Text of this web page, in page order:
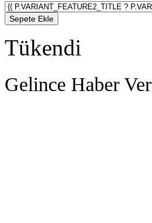
Sepete Ekle
Tükendi
Gelince Haber Ver